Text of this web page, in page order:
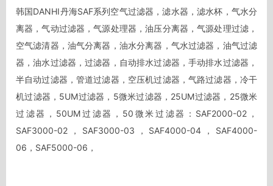
韩国DANHI丹海SAF系列空气过滤器，滤水器，滤水杯，气水分
离器，气动过滤器，气源处理器，油压分离器，气源处理过滤，
空气滤清器，油气分离器，油水分离器，气水过滤器，油气过滤
器，油水过滤器，过滤器，自动排水过滤器，手动排水过滤器，
半自动过滤器，管道过滤器，空压机过滤器，气路过滤器，冷干
机过滤器，5UM过滤器，5微米过滤器，25UM过滤器，25微米
过滤器，50UM过滤器，50微米过滤器：SAF2000-02，
SAF3000-02，SAF3000-03，SAF4000-04，SAF4000-
06，SAF5000-06，